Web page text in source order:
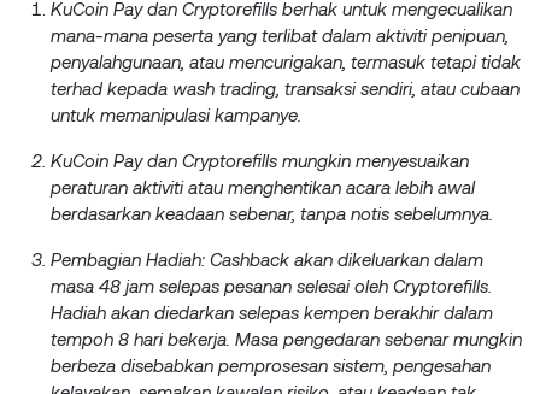
KuCoin Pay dan Cryptorefills berhak untuk mengecualikan
mana-mana peserta yang terlibat dalam aktiviti penipuan,
penyalahgunaan, atau mencurigakan, termasuk tetapi tidak
terhad kepada wash trading, transaksi sendiri, atau cubaan
untuk memanipulasi kampanye.
KuCoin Pay dan Cryptorefills mungkin menyesuaikan
peraturan aktiviti atau menghentikan acara lebih awal
berdasarkan keadaan sebenar, tanpa notis sebelumnya.
Pembagian Hadiah: Cashback akan dikeluarkan dalam
masa 48 jam selepas pesanan selesai oleh Cryptorefills.
Hadiah akan diedarkan selepas kempen berakhir dalam
tempoh 8 hari bekerja. Masa pengedaran sebenar mungkin
berbeza disebabkan pemprosesan sistem, pengesahan